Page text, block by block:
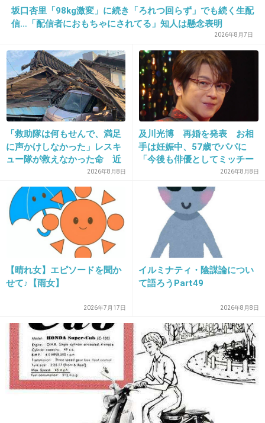
16. 匿名2026/06/03(水) 19:17:43
もちろん助けますよ
電車の席もすぐ譲る
+12 -3
17. 匿名 2026/06/03(水) 19:17:45
皆スマホ持ってる今時に道聞いてくる人いる？
7件の返信
+5 -4
>>1
道を聞かれて知っているのに答えないというのはどのよう
な場合ですか
+8
坂口杏里「98kg激変」に続き「ろれつ回らず」でも続く生配
信…「配信者におもちゃにされてる」知人は懸念表明
2026年8月7日
「救助隊は何もせんで、満足
に声かけしなかった」レスキ
ュー隊が救えなかった命 近
隣住民が明かす「二次被害を
出さないのが訓練の鉄則にな
っている様子」
2026年8月8日
及川光博 再婚を発表 お相
手は妊娠中、57歳でパパに
「今後も俳優としてミッチー
2026年8月8日
【晴れ女】エピソードを聞か
せて♪【雨女】
2026年7月17日
イルミナティ・陰謀論につい
て語ろうPart49
2026年8月8日